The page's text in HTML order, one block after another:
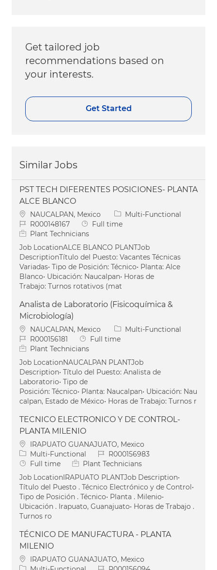
Get tailored job
recommendations based on
your interests.
Get Started
Similar Jobs
PST TECH DIFERENTES POSICIONES- PLANTA
ALCE BLANCO
Location
NAUCALPAN, Mexico Category
Multi-Functional
Job IdR000148167 Job Type
Full time
Plant Technicians
Job LocationALCE BLANCO PLANTJob
DescriptionTítulo del Puesto: Vacantes Técnicas
Variadas• Tipo de Posición: Técnico• Planta: Alce
Blanco• Ubicación: Naucalpan• Horas de
Trabajo: Turnos rotativos (mat
Analista de Laboratorio (Fisicoquímica &
Microbiología)
Location
NAUCALPAN, Mexico Category
Multi-Functional
Job IdR000156181 Job Type
Full time
Plant Technicians
Job LocationNAUCALPAN PLANTJob
Description• Título del Puesto: Analista de
Laboratorio• Tipo de
Posición: Técnico• Planta: Naucalpan• Ubicación: Nau
calpan, Estado de México• Horas de Trabajo: Turnos r
TECNICO ELECTRONICO Y DE CONTROL-
PLANTA MILENIO
Location
IRAPUATO GUANAJUATO, Mexico
Category
Multi-Functional Job IdR000156983
Job Type
Full time
Plant Technicians
Job LocationIRAPUATO PLANTJob Description•
Título del Puesto . Técnico Electrónico y de Control•
Tipo de Posición . Técnico• Planta . Milenio•
Ubicación . Irapuato, Guanajuato• Horas de Trabajo .
Turnos ro
TÉCNICO DE MANUFACTURA - PLANTA
MILENIO
Location
IRAPUATO GUANAJUATO, Mexico